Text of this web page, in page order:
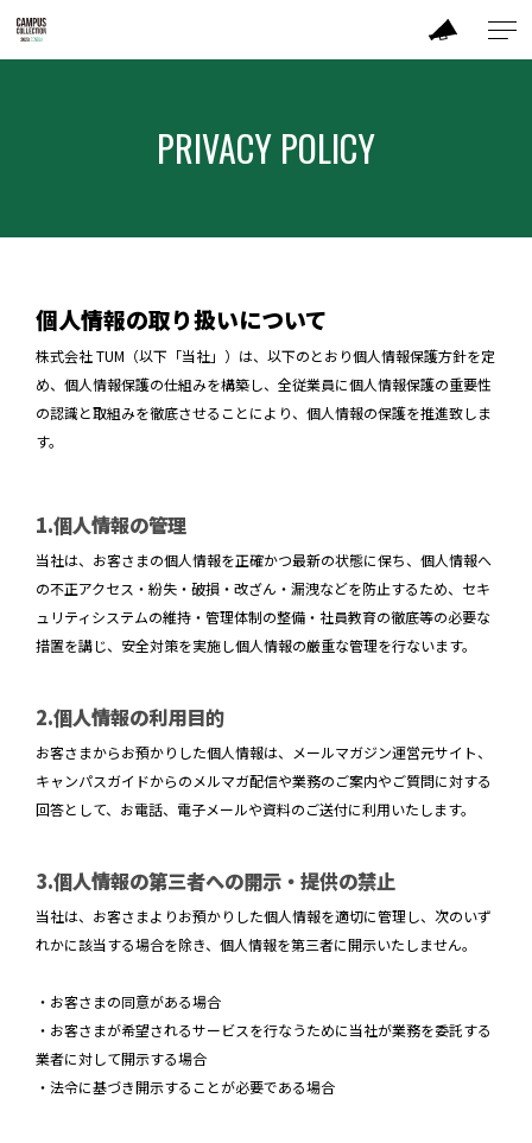
SALON
PERFORMANCE
TIME TABLE
TICKET / ACCESS
CONTACT
PRIVACY POLICY
個人情報の取り扱いについて
株式会社 TUM（以下「当社」）は、以下のとおり個人情報保護方針を定
め、個人情報保護の仕組みを構築し、全従業員に個人情報保護の重要性
の認識と取組みを徹底させることにより、個人情報の保護を推進致しま
す。
1.個人情報の管理
当社は、お客さまの個人情報を正確かつ最新の状態に保ち、個人情報へ
の不正アクセス・紛失・破損・改ざん・漏洩などを防止するため、セキ
ュリティシステムの維持・管理体制の整備・社員教育の徹底等の必要な
措置を講じ、安全対策を実施し個人情報の厳重な管理を行ないます。
2.個人情報の利用目的
お客さまからお預かりした個人情報は、メールマガジン運営元サイト、
キャンパスガイドからのメルマガ配信や業務のご案内やご質問に対する
回答として、お電話、電子メールや資料のご送付に利用いたします。
3.個人情報の第三者への開示・提供の禁止
当社は、お客さまよりお預かりした個人情報を適切に管理し、次のいず
れかに該当する場合を除き、個人情報を第三者に開示いたしません。
・お客さまの同意がある場合
・お客さまが希望されるサービスを行なうために当社が業務を委託する
業者に対して開示する場合
・法令に基づき開示することが必要である場合